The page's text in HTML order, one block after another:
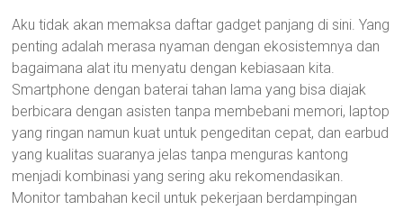
Aku tidak akan memaksa daftar gadget panjang di sini. Yang
penting adalah merasa nyaman dengan ekosistemnya dan
bagaimana alat itu menyatu dengan kebiasaan kita.
Smartphone dengan baterai tahan lama yang bisa diajak
berbicara dengan asisten tanpa membebani memori, laptop
yang ringan namun kuat untuk pengeditan cepat, dan earbud
yang kualitas suaranya jelas tanpa menguras kantong
menjadi kombinasi yang sering aku rekomendasikan.
Monitor tambahan kecil untuk pekerjaan berdampingan